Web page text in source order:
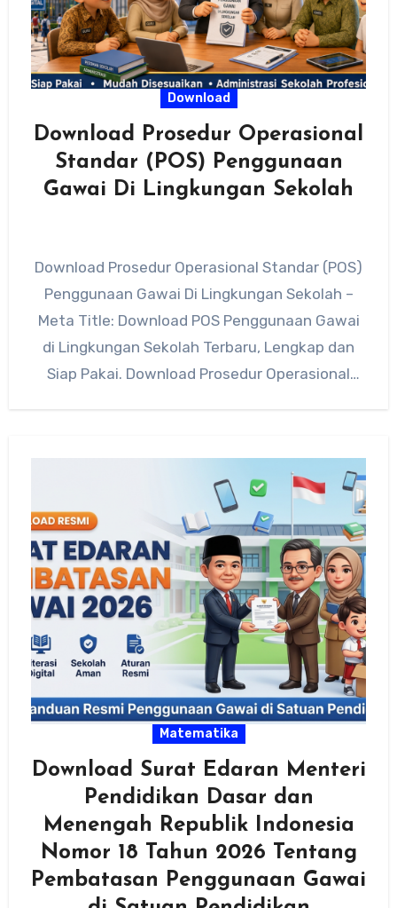
Download
Download Prosedur Operasional
Standar (POS) Penggunaan
Gawai Di Lingkungan Sekolah
Download Prosedur Operasional Standar (POS)
Penggunaan Gawai Di Lingkungan Sekolah –
Meta Title: Download POS Penggunaan Gawai
di Lingkungan Sekolah Terbaru, Lengkap dan
Siap Pakai. Download Prosedur Operasional
Matematika
Download Surat Edaran Menteri
Pendidikan Dasar dan
Menengah Republik Indonesia
Nomor 18 Tahun 2026 Tentang
Pembatasan Penggunaan Gawai